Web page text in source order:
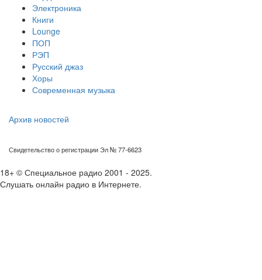
Электроника
Книги
Lounge
ПОП
РЭП
Русский джаз
Хоры
Современная музыка
Архив новостей
Свидетельство о регистрации Эл № 77-6623
18+ © Специальное радио 2001 - 2025.
Слушать онлайн радио в Интернете.